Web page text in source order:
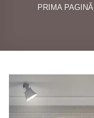
PRIMA PAGINĂ